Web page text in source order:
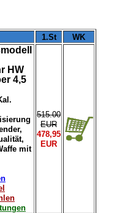
1.St WK
HW
4,5
mit
515.00
EUR
478,95
EUR